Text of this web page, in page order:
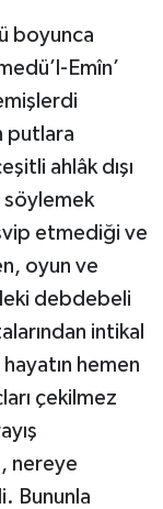
boyunca
Emîn’
putlara
ahlâk dışı
söylemek
etmediği ve
oyun ve
debdebeli
intikal
hemen
çekilmez
nereye
Bununla